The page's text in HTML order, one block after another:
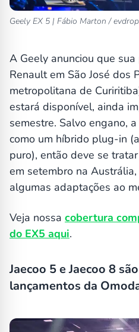
Geely EX 5 | Fábio Marton /
A Geely anunciou que
Renault em São José dos
metropolitana de
estará disponível, ainda
semestre. Salvo engano,
como um híbrido plug-in
puro), então deve se
em setembro na
algumas adaptações ao
Veja nossa cobertura
do EX5 aqui.
Jaecoo 5 e Jaecoo 8
lançamentos da